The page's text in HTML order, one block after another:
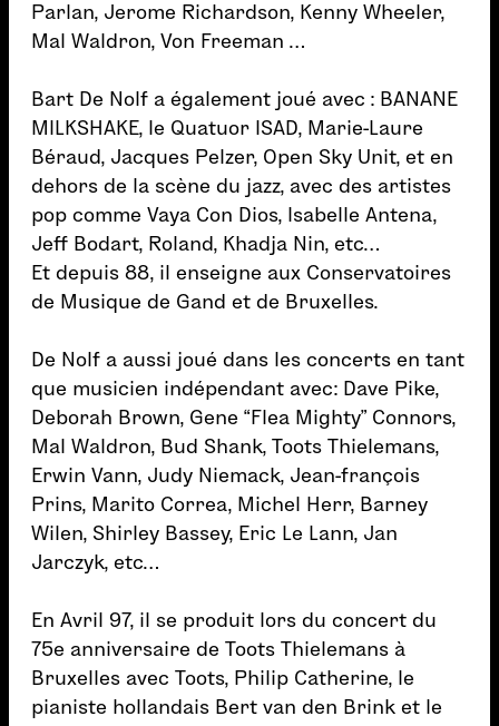
Parlan, Jerome Richardson, Kenny Wheeler,
Mal Waldron, Von Freeman …
Bart De Nolf a également joué avec : BANANE
MILKSHAKE, le Quatuor ISAD, Marie-Laure
Béraud, Jacques Pelzer, Open Sky Unit, et en
dehors de la scène du jazz, avec des artistes
pop comme Vaya Con Dios, Isabelle Antena,
Jeff Bodart, Roland, Khadja Nin, etc…
Et depuis 88, il enseigne aux Conservatoires
de Musique de Gand et de Bruxelles.
De Nolf a aussi joué dans les concerts en tant
que musicien indépendant avec: Dave Pike,
Deborah Brown, Gene “Flea Mighty” Connors,
Mal Waldron, Bud Shank, Toots Thielemans,
Erwin Vann, Judy Niemack, Jean-françois
Prins, Marito Correa, Michel Herr, Barney
Wilen, Shirley Bassey, Eric Le Lann, Jan
Jarczyk, etc…
En Avril 97, il se produit lors du concert du
75e anniversaire de Toots Thielemans à
Bruxelles avec Toots, Philip Catherine, le
pianiste hollandais Bert van den Brink et le